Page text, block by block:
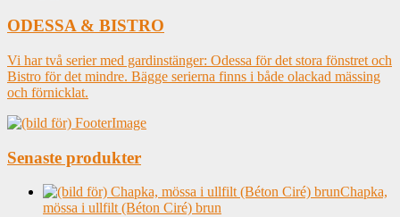
ODESSA & BISTRO
Vi har två serier med gardinstänger: Odessa för det stora fönstret och
Bistro för det mindre. Bägge serierna finns i både olackad mässing
och förnicklat.
Senaste produkter
Chapka,
mössa i ullfilt (Béton Ciré) brun